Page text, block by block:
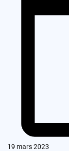
19 mars 2023